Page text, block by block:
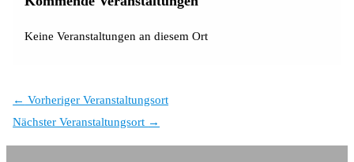
Keine Veranstaltungen an diesem Ort
← Vorheriger Veranstaltungsort
Nächster Veranstaltungsort →